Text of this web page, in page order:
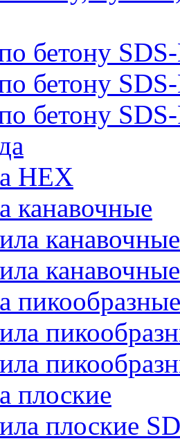
бетону
бетону
бетону
HEX
канавочные
пикообразные
плоские
плоские